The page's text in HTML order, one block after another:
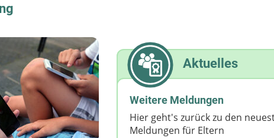
Aktuelles
Weitere Meldungen
Hier geht's zurück zu den
Meldungen für Eltern